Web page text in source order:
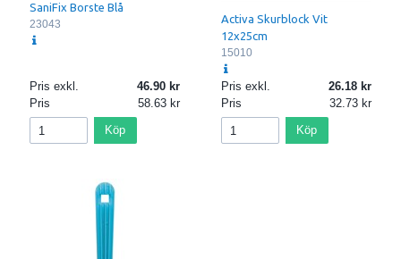
SaniFix Borste Blå
23043
Pris exkl.
46.90
Pris
58.63
Köp
Activa Skurblock Vit
12x25cm
15010
Pris exkl.
26.18
Pris
32.73
Köp